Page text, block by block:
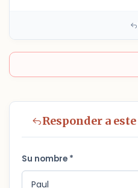
Responder a
Su nombre *